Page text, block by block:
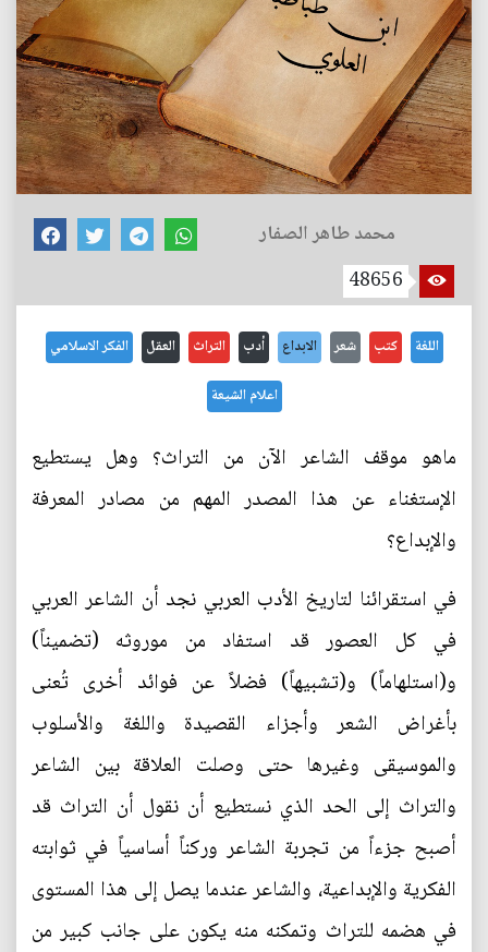
محمد طاهر الصفار
48656
اللغة كتب شعر الابداع أدب التراث العقل الفكر الاسلامي
اعلام الشيعة
ماهو موقف الشاعر الآن من التراث؟ وهل يستطيع
الإستغناء عن هذا المصدر المهم من مصادر المعرفة
والإبداع؟
في استقرائنا لتاريخ الأدب العربي نجد أن الشاعر العربي
في كل العصور قد استفاد من موروثه (تضميناً)
و(استلهاماً) و(تشبيهاً) فضلاً عن فوائد أخرى تُعنى
بأغراض الشعر وأجزاء القصيدة واللغة والأسلوب
والموسيقى وغيرها حتى وصلت العلاقة بين الشاعر
والتراث إلى الحد الذي نستطيع أن نقول أن التراث قد
أصبح جزءاً من تجربة الشاعر وركناً أساسياً في ثوابته
الفكرية والإبداعية، والشاعر عندما يصل إلى هذا المستوى
في هضمه للتراث وتمكنه منه يكون على جانب كبير من